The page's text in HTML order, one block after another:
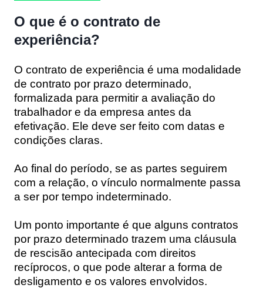
O que é o contrato de
experiência?
O contrato de experiência é uma modalidade
de contrato por prazo determinado,
formalizada para permitir a avaliação do
trabalhador e da empresa antes da
efetivação. Ele deve ser feito com datas e
condições claras.
Ao final do período, se as partes seguirem
com a relação, o vínculo normalmente passa
a ser por tempo indeterminado.
Um ponto importante é que alguns contratos
por prazo determinado trazem uma cláusula
de rescisão antecipada com direitos
recíprocos, o que pode alterar a forma de
desligamento e os valores envolvidos.